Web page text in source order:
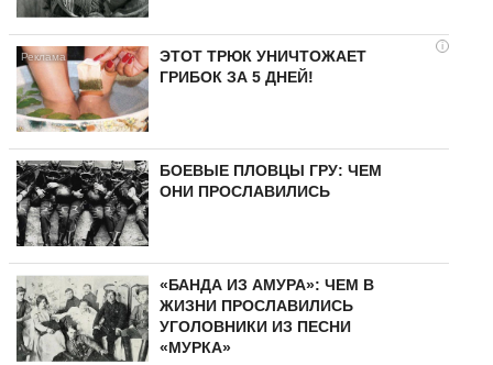
i
ЭТОТ ТРЮК УНИЧТОЖАЕТ
ГРИБОК ЗА 5 ДНЕЙ!
БОЕВЫЕ ПЛОВЦЫ ГРУ: ЧЕМ
ОНИ ПРОСЛАВИЛИСЬ
«БАНДА ИЗ АМУРА»: ЧЕМ В
ЖИЗНИ ПРОСЛАВИЛИСЬ
УГОЛОВНИКИ ИЗ ПЕСНИ
«МУРКА»